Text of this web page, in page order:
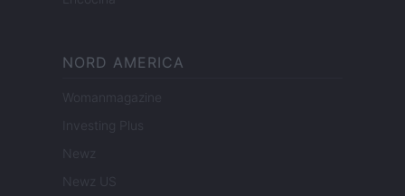
NORD AMERICA
Womanmagazine
Investing Plus
Newz
Newz US